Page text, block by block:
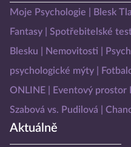
Moje Psychologie Blesk
Fantasy
Spotřebitelské
Blesku
Nemovitosti
psychologické mýty
ONLINE
Eventový prostor
Szabová vs. Pudilová
Aktuálně